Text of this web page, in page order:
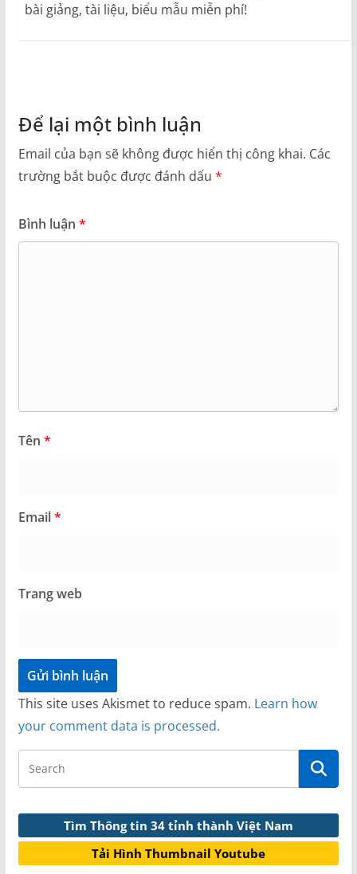
bài giảng, tài liệu, biểu mẫu miễn phí!
Để lại một bình luận
Email của bạn sẽ không được hiển thị công khai. Các
trường bắt buộc được đánh dấu *
Bình luận *
Tên *
Email*
Trang web
This site uses Akismet to reduce spam. Learn how
your comment data is processed.
Tìm Thông tin 34 tỉnh thành Việt Nam
Tải Hình Thumbnail Youtube